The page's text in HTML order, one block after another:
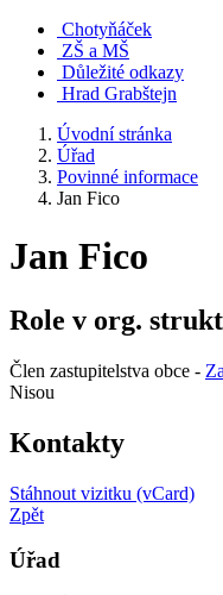
Chotyňáček
ZŠ a MŠ
Důležité odkazy
Hrad Grabštejn
Úvodní stránka
Úřad
Povinné informace
Jan Fico
Jan Fico
Role v org.
Člen zastupitelstva obce -
Nisou
Kontakty
Stáhnout vizitku (vCard)
Zpět
Úřad